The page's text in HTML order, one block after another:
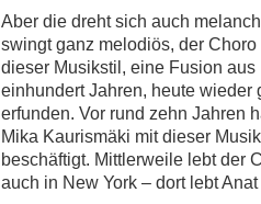
Aber die dreht sich auch
swingt ganz melodiös, der
dieser Musikstil, eine Fusion
einhundert Jahren, heute
erfunden. Vor rund zehn Jahren
Mika Kaurismäki mit dieser
beschäftigt. Mittlerweile lebt der
auch in New York – dort lebt